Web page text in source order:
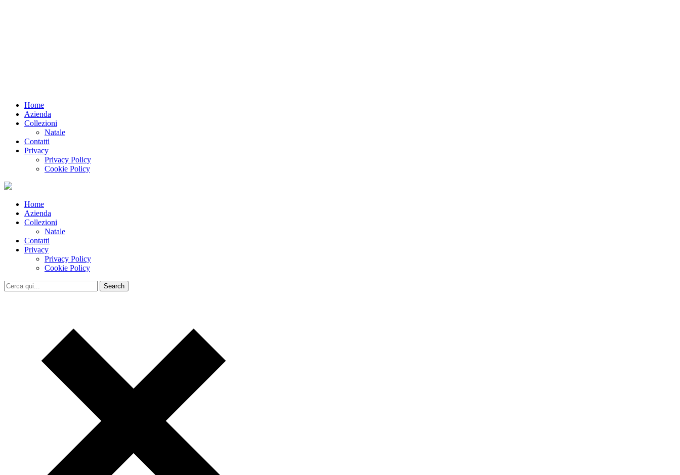
Home
Azienda
Collezioni
Natale
Contatti
Privacy
Privacy Policy
Cookie Policy
Home
Azienda
Collezioni
Natale
Contatti
Privacy
Privacy Policy
Cookie Policy